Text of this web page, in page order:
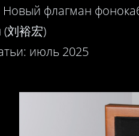
Новый флагман
刘裕宏)
июль 2025